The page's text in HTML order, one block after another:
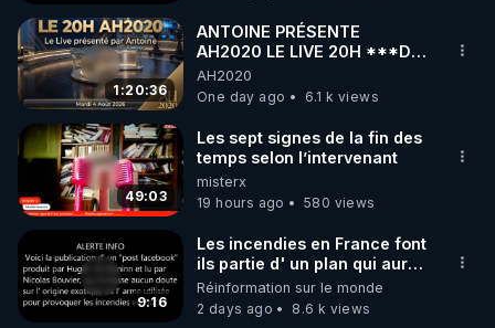
1:20:36
ANTOINE PRÉSENTE
AH2020 LE LIVE 20H ***DU
04/08/2026*** 📷LE
GRAND RÉVEIL EST EN
MARCHE 📷
AH2020
One day ago
6.1 k views
49:03
Les sept signes de la fin des
temps selon l’intervenant
misterx
19 hours ago
580 views
9:16
Les incendies en France font
ils partie d' un plan qui aurait
débuté le 11 septembre 2001
?
Réinformation sur le monde
2 days ago
8.6 k views